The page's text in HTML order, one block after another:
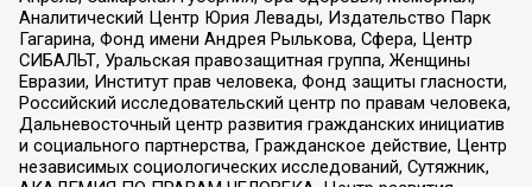
Аналитический Центр Юрия Левады, Издательство Парк
Гагарина, Фонд имени Андрея Рылькова, Сфера, Центр
СИБАЛЬТ, Уральская правозащитная группа, Женщины
Евразии, Институт прав человека, Фонд защиты гласности,
Российский исследовательский центр по правам человека,
Дальневосточный центр развития гражданских инициатив
и социального партнерства, Гражданское действие, Центр
независимых социологических исследований, Сутяжник,